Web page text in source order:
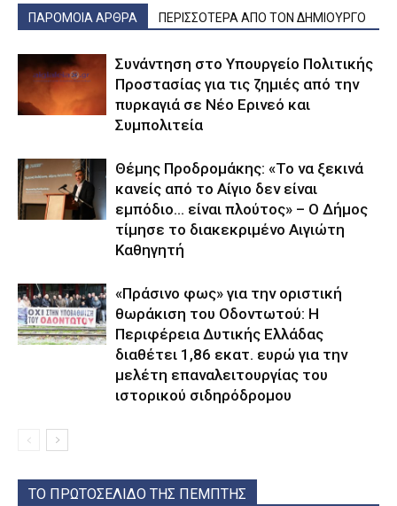
ΠΑΡΟΜΟΙΑ ΑΡΘΡΑ ΠΕΡΙΣΣΟΤΕΡΑ ΑΠΟ ΤΟΝ ΔΗΜΙΟΥΡΓΟ
Συνάντηση στο Υπουργείο Πολιτικής
Προστασίας για τις ζημιές από την
πυρκαγιά σε Νέο Ερινεό και
Συμπολιτεία
Θέμης Προδρομάκης: «Το να ξεκινά
κανείς από το Αίγιο δεν είναι
εμπόδιο… είναι πλούτος» – O Δήμος
τίμησε το διακεκριμένο Αιγιώτη
Καθηγητή
«Πράσινο φως» για την οριστική
θωράκιση του Οδοντωτού: Η
Περιφέρεια Δυτικής Ελλάδας
διαθέτει 1,86 εκατ. ευρώ για την
μελέτη επαναλειτουργίας του
ιστορικού σιδηρόδρομου
ΤΟ ΠΡΩΤΟΣΕΛΙΔΟ ΤΗΣ ΠΕΜΠΤΗΣ